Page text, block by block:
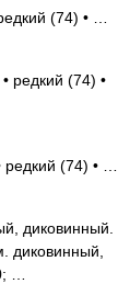
(74) • …
редкий (74) •
(74) • …
диковинный.
диковинный,
…